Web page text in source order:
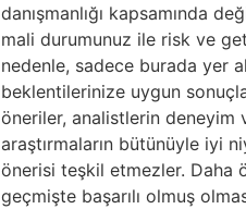
danışmanlığı kapsamında
mali durumunuz ile risk ve
nedenle, sadece burada yer
beklentilerinize uygun
öneriler, analistlerin
araştırmaların bütünüyle iyi
önerisi teşkil etmezler. Daha
geçmişte başarılı olmuş